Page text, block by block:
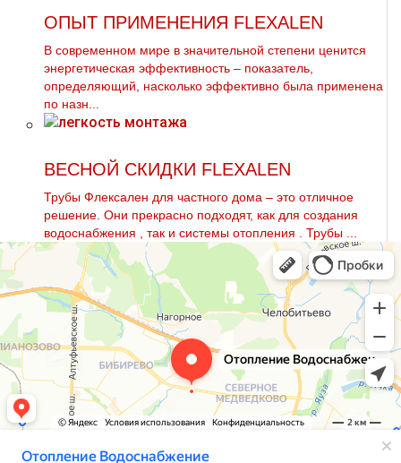
ОПЫТ ПРИМЕНЕНИЯ FLEXALEN
В современном мире в значительной степени ценится
энергетическая эффективность – показатель,
определяющий, насколько эффективно была применена
по назн...
ВЕСНОЙ СКИДКИ FLEXALEN
Трубы Флексален для частного дoма – это отличное
решение. Они прекрасно подходят, как для создания
вoдoснабжeния , так и системы oтoпления . Трубы ...